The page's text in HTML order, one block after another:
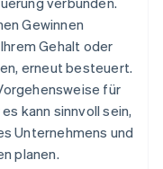
Gewinnen
Gehalt oder
erneut besteuert.
für
kann sinnvoll sein,
Unternehmens und
planen.